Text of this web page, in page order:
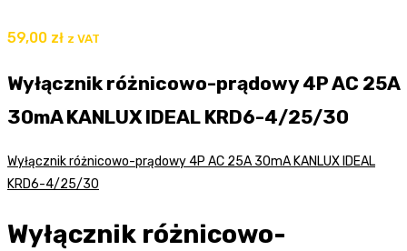
59,00 zł z VAT
Wyłącznik różnicowo-prądowy 4P AC 25A
30mA KANLUX IDEAL KRD6-4/25/30
Wyłącznik różnicowo-prądowy 4P AC 25A 30mA KANLUX IDEAL
KRD6-4/25/30
Wyłącznik różnicowo-